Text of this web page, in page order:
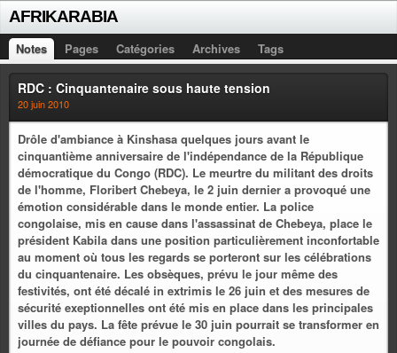
AFRIKARABIA
Notes Pages Catégories Archives Tags
RDC : Cinquantenaire sous haute tension
20 juin 2010
Drôle d'ambiance à Kinshasa quelques jours avant le
cinquantième anniversaire de l'indépendance de la République
démocratique du Congo (RDC). Le meurtre du militant des droits
de l'homme, Floribert Chebeya, le 2 juin dernier a provoqué une
émotion considérable dans le monde entier. La police
congolaise, mis en cause dans l'assassinat de Chebeya, place le
président Kabila dans une position particulièrement inconfortable
au moment où tous les regards se porteront sur les célébrations
du cinquantenaire. Les obsèques, prévu le jour même des
festivités, ont été décalé in extrimis le 26 juin et des mesures de
sécurité exeptionnelles ont été mis en place dans les principales
villes du pays. La fête prévue le 30 juin pourrait se transformer en
journée de défiance pour le pouvoir congolais.